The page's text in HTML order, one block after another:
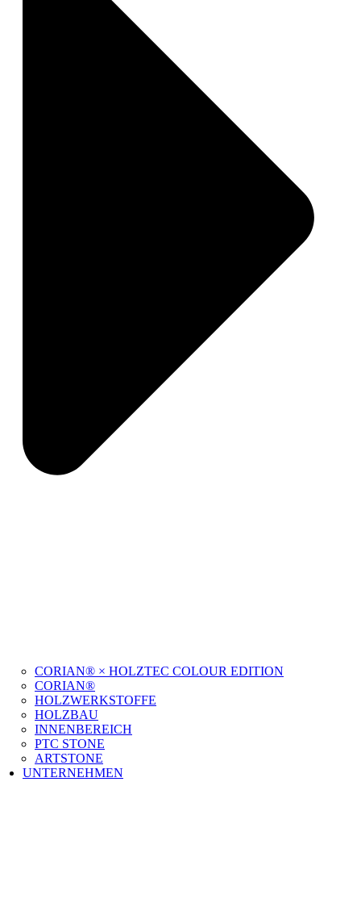
CORIAN® × HOLZTEC COLOUR EDITION
CORIAN®
HOLZWERKSTOFFE
HOLZBAU
INNENBEREICH
PTC STONE
ARTSTONE
UNTERNEHMEN